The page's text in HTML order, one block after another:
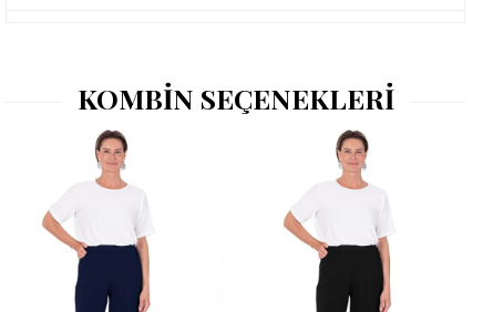
KOMBİN SEÇENEKLERİ